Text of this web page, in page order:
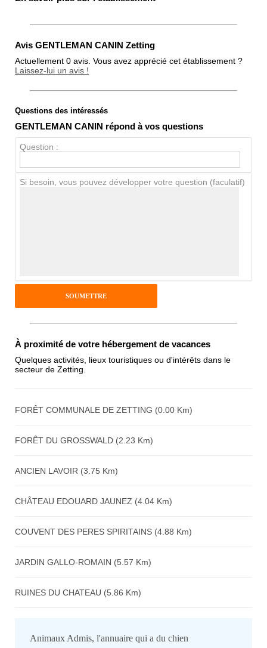
Avis GENTLEMAN CANIN Zetting
Actuellement 0 avis. Vous avez apprécié cet établissement ?
Laissez-lui un avis !
Note globale
Antispam - Combien font 7x4 (en
chiffres) :
Questions des intéressés
GENTLEMAN CANIN répond à vos questions
Question :
Si besoin, vous pouvez développer votre question (faculatif)
À proximité de votre hébergement de vacances
Quelques activités, lieux touristiques ou d'intérêts dans le
secteur de Zetting.
FORÊT COMMUNALE DE ZETTING (0.00 Km)
FORÊT DU GROSSWALD (2.23 Km)
ANCIEN LAVOIR (3.75 Km)
CHÂTEAU EDOUARD JAUNEZ (4.04 Km)
COUVENT DES PERES SPIRITAINS (4.88 Km)
JARDIN GALLO-ROMAIN (5.57 Km)
RUINES DU CHATEAU (5.86 Km)
Animaux Admis, l'annuaire qui a du chien